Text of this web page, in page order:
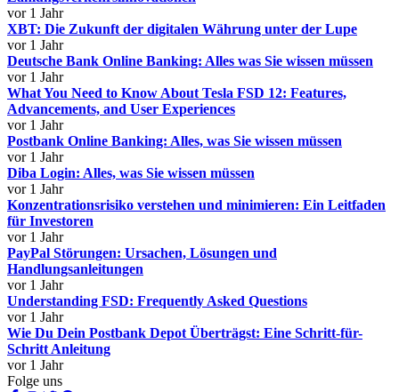
vor 1 Jahr
XBT: Die Zukunft der digitalen Währung unter der Lupe
vor 1 Jahr
Deutsche Bank Online Banking: Alles was Sie wissen müssen
vor 1 Jahr
What You Need to Know About Tesla FSD 12: Features,
Advancements, and User Experiences
vor 1 Jahr
Postbank Online Banking: Alles, was Sie wissen müssen
vor 1 Jahr
Diba Login: Alles, was Sie wissen müssen
vor 1 Jahr
Konzentrationsrisiko verstehen und minimieren: Ein Leitfaden
für Investoren
vor 1 Jahr
PayPal Störungen: Ursachen, Lösungen und
Handlungsanleitungen
vor 1 Jahr
Understanding FSD: Frequently Asked Questions
vor 1 Jahr
Wie Du Dein Postbank Depot Überträgst: Eine Schritt-für-
Schritt Anleitung
vor 1 Jahr
Folge uns